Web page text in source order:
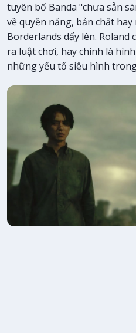
tuyên bố Banda "chưa sẵn
về quyền năng, bản chất
Borderlands dấy lên.
ra luật chơi, hay chính là
những yếu tố siêu hình